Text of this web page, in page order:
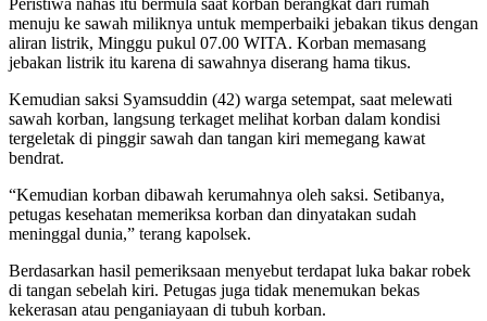
Peristiwa nahas itu bermula saat korban berangkat dari rumah
menuju ke sawah miliknya untuk memperbaiki jebakan tikus dengan
aliran listrik, Minggu pukul 07.00 WITA. Korban memasang
jebakan listrik itu karena di sawahnya diserang hama tikus.
Kemudian saksi Syamsuddin (42) warga setempat, saat melewati
sawah korban, langsung terkaget melihat korban dalam kondisi
tergeletak di pinggir sawah dan tangan kiri memegang kawat
bendrat.
“Kemudian korban dibawah kerumahnya oleh saksi. Setibanya,
petugas kesehatan memeriksa korban dan dinyatakan sudah
meninggal dunia,” terang kapolsek.
Berdasarkan hasil pemeriksaan menyebut terdapat luka bakar robek
di tangan sebelah kiri. Petugas juga tidak menemukan bekas
kekerasan atau penganiayaan di tubuh korban.